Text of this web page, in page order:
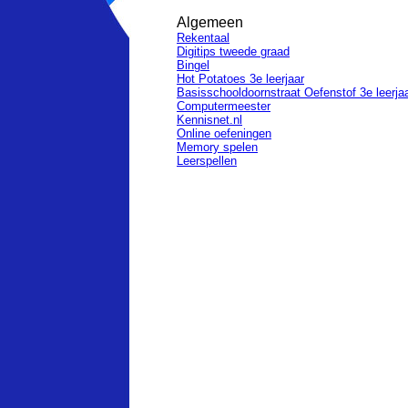
Algemeen
Rekentaal
Digitips tweede graad
Bingel
Hot Potatoes 3e leerjaar
Basisschooldoornstraat Oefenstof 3e
Computermeester
Kennisnet.nl
Online oefeningen
Memory spelen
Leerspellen